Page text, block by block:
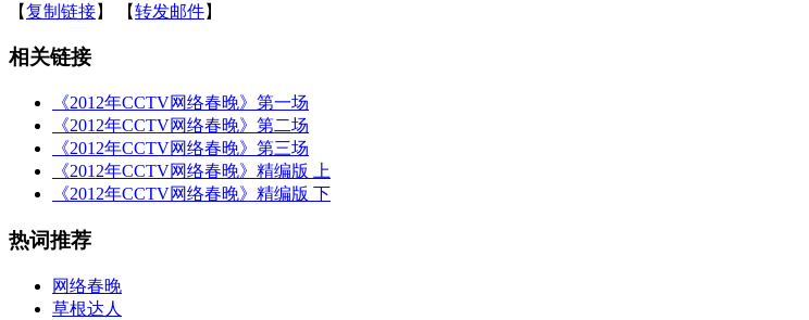
【复制链接】 【转发邮件】
相关链接
《2012年CCTV网络春晚》第一场
《2012年CCTV网络春晚》第二场
《2012年CCTV网络春晚》第三场
《2012年CCTV网络春晚》精编版 上
《2012年CCTV网络春晚》精编版 下
热词推荐
网络春晚
草根达人